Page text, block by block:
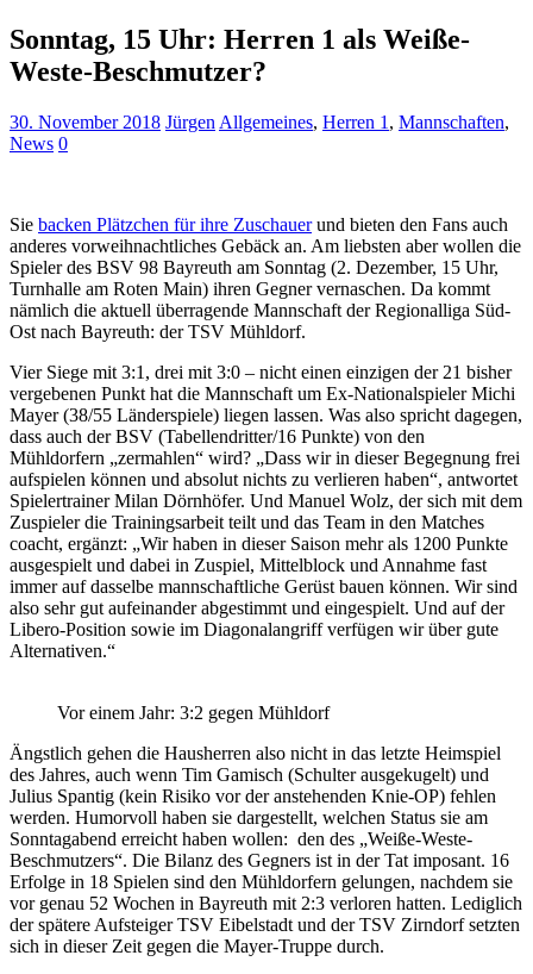
Sonntag, 15 Uhr: Herren 1 als Weiße-
Weste-Beschmutzer?
30. November 2018 Jürgen Allgemeines, Herren 1 , Mannschaften,
News 0
Sie backen Plätzchen für ihre Zuschauerund bieten den Fans auch
anderes vorweihnachtliches Gebäck an. Am liebsten aber wollen die
Spieler des BSV 98 Bayreuth am Sonntag (2. Dezember, 15 Uhr,
Turnhalle am Roten Main) ihren Gegner vernaschen. Da kommt
nämlich die aktuell überragende Mannschaft der Regionalliga Süd-
Ost nach Bayreuth: der TSV Mühldorf.
Vier Siege mit 3:1, drei mit 3:0 – nicht einen einzigen der 21 bisher
vergebenen Punkt hat die Mannschaft um Ex-Nationalspieler Michi
Mayer (38/55 Länderspiele) liegen lassen. Was also spricht dagegen,
dass auch der BSV (Tabellendritter/16 Punkte) von den
Mühldorfern „zermahlen“ wird? „Dass wir in dieser Begegnung frei
aufspielen können und absolut nichts zu verlieren haben“, antwortet
Spielertrainer Milan Dörnhöfer. Und Manuel Wolz, der sich mit dem
Zuspieler die Trainingsarbeit teilt und das Team in den Matches
coacht, ergänzt: „Wir haben in dieser Saison mehr als 1200 Punkte
ausgespielt und dabei in Zuspiel, Mittelblock und Annahme fast
immer auf dasselbe mannschaftliche Gerüst bauen können. Wir sind
also sehr gut aufeinander abgestimmt und eingespielt. Und auf der
Libero-Position sowie im Diagonalangriff verfügen wir über gute
Alternativen.“
Vor einem Jahr: 3:2 gegen Mühldorf
Ängstlich gehen die Hausherren also nicht in das letzte Heimspiel
des Jahres, auch wenn Tim Gamisch (Schulter ausgekugelt) und
Julius Spantig (kein Risiko vor der anstehenden Knie-OP) fehlen
werden. Humorvoll haben sie dargestellt, welchen Status sie am
Sonntagabend erreicht haben wollen: den des „Weiße-Weste-
Beschmutzers“. Die Bilanz des Gegners ist in der Tat imposant. 16
Erfolge in 18 Spielen sind den Mühldorfern gelungen, nachdem sie
vor genau 52 Wochen in Bayreuth mit 2:3 verloren hatten. Lediglich
der spätere Aufsteiger TSV Eibelstadt und der TSV Zirndorf setzten
sich in dieser Zeit gegen die Mayer-Truppe durch.